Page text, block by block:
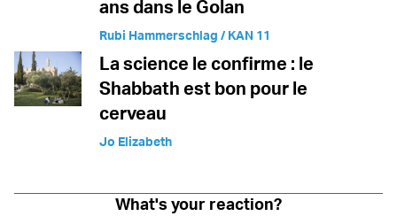
ans dans le Golan
Rubi Hammerschlag / KAN 11
La science le confirme : le
Shabbath est bon pour le
cerveau
Jo Elizabeth